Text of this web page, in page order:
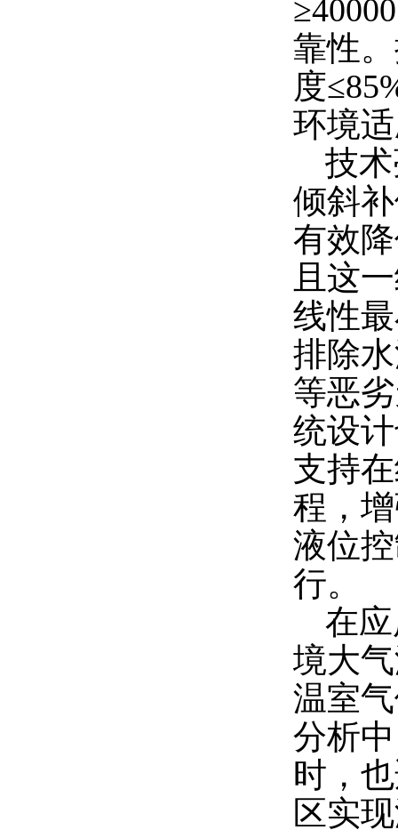
靠性
度
环境
技
倾斜
有效
且这
线性
排除
等恶
统设
支持
程，
液位
行。
在
境大
温室
分析
时，
区实